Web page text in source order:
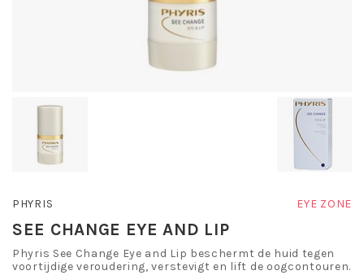
PHYRIS EYE ZONE
SEE CHANGE EYE AND LIP
Phyris See Change Eye and Lip beschermt de huid tegen
voortijdige veroudering, verstevigt en lift de oogcontouren.